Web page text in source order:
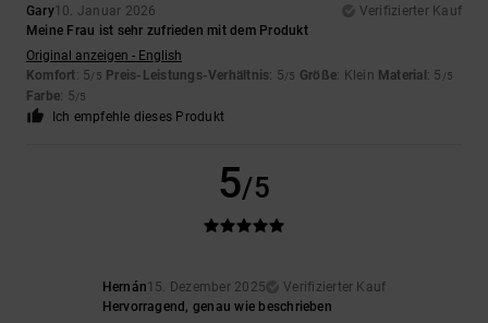
Gary10. Januar 2026
Verifizierter Kauf
Meine Frau ist sehr zufrieden mit dem Produkt
Original anzeigen - English
Komfort: 5/5 Preis-Leistungs-Verhältnis: 5/5 Größe: Klein Material : 5 /5
Farbe: 5/5
Ich empfehle dieses Produkt
5/5
Hernán15. Dezember 2025
Verifizierter Kauf
Hervorragend, genau wie beschrieben